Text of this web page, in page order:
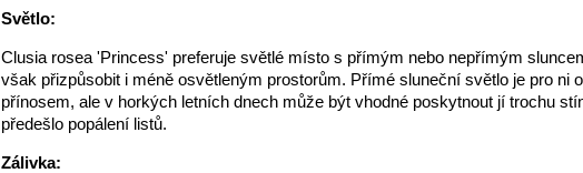
Světlo:
Clusia rosea 'Princess' preferuje světlé místo s přímým nebo nepřímým
však přizpůsobit i méně osvětleným prostorům. Přímé sluneční světlo je pro ni
přínosem, ale v horkých letních dnech může být vhodné poskytnout jí trochu
předešlo popálení listů.
Zálivka: